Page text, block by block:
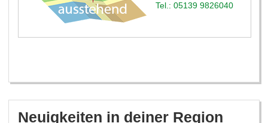
Tel.: 05139 9826040
Neuigkeiten in deiner Region